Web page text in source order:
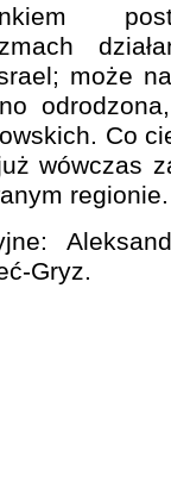
może
Co
wówczas
regionie.
Gryz.